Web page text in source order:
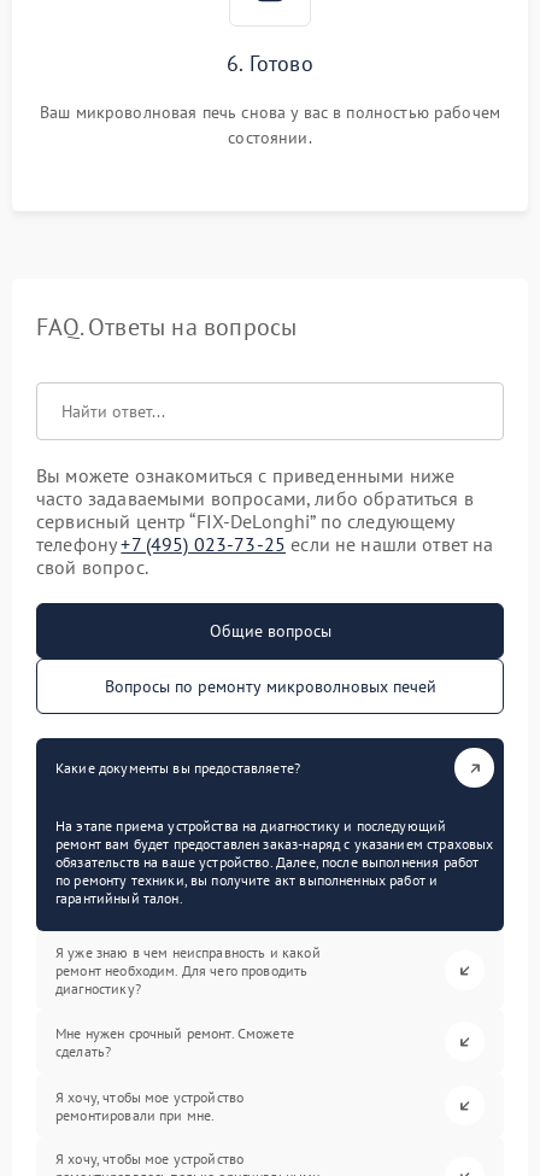
6. Готово
Ваш микроволновая печь снова у вас в полностью рабочем
состоянии.
FAQ. Ответы на вопросы
Вы можете ознакомиться с приведенными ниже
часто задаваемыми вопросами, либо обратиться в
сервисный центр “FIX-DeLonghi” по следующему
телефону+7 (495) 023-73-25 если не нашли ответ на
свой вопрос.
Общие вопросы
Вопросы по ремонту микроволновых печей
Какие документы вы предоставляете?
На этапе приема устройства на диагностику и последующий
ремонт вам будет предоставлен заказ-наряд с указанием страховых
обязательств на ваше устройство. Далее, после выполнения работ
по ремонту техники, вы получите акт выполненных работ и
гарантийный талон.
Я уже знаю в чем неисправность и какой
ремонт необходим. Для чего проводить
диагностику?
Мне нужен срочный ремонт. Сможете
сделать?
Я хочу, чтобы мое устройство
ремонтировали при мне.
Я хочу, чтобы мое устройство